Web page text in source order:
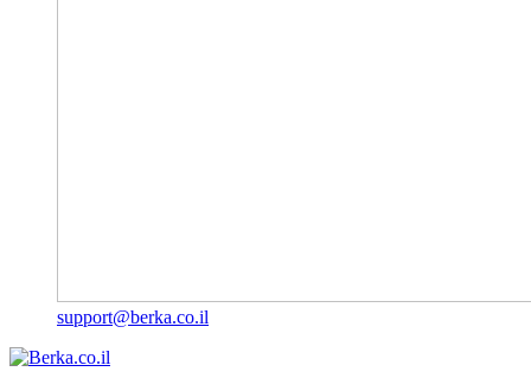
support@berka.co.il